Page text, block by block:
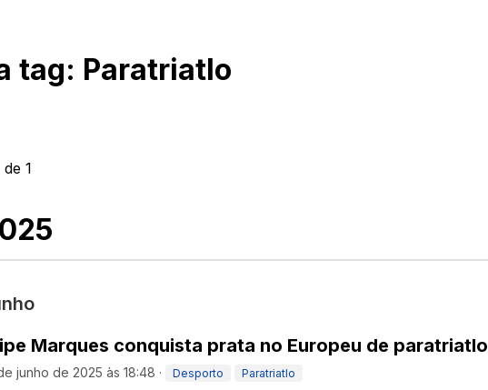
tag: Paratriatlo
de 1
Marques conquista prata no Europeu de paratriatlo
junho de 2025 às 18:48 · Desporto Paratriatlo